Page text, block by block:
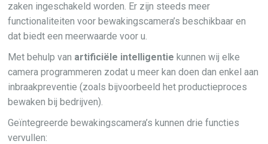
zaken ingeschakeld worden. Er zijn steeds meer
functionaliteiten voor bewakingscamera’s beschikbaar en
dat biedt een meerwaarde voor u.
Met behulp van artificiële intelligentie kunnen wij elke
camera programmeren zodat u meer kan doen dan enkel aan
inbraakpreventie (zoals bijvoorbeeld het productieproces
bewaken bij bedrijven).
Geïntegreerde bewakingscamera’s kunnen drie functies
vervullen: